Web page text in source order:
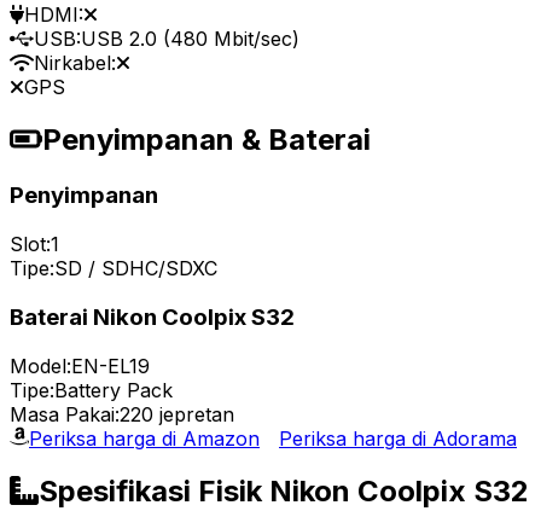
HDMI:
USB:USB 2.0 (480 Mbit/sec)
Nirkabel:
GPS
Penyimpanan & Baterai
Penyimpanan
Slot:1
Tipe:SD / SDHC/SDXC
Baterai Nikon Coolpix S32
Model:EN-EL19
Tipe:Battery Pack
Masa Pakai:220 jepretan
Periksa harga di Amazon
Periksa harga di Adorama
Spesifikasi Fisik Nikon Coolpix S32